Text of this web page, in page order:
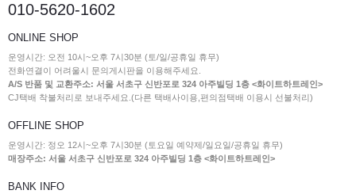
010-5620-1602
ONLINE SHOP
운영시간: 오전 10시~오후 7시30분 (토/일/공휴일 휴무)
전화연결이 어려울시 문의게시판을 이용해주세요.
A/S 반품 및 교환주소: 서울 서초구 신반포로 324 아주빌딩 1층 <화이트하트레인>
CJ택배 착불처리로 보내주세요.(다른 택배사이용,편의점택배 이용시 선불처리)
OFFLINE SHOP
운영시간: 정오 12시~오후 7시30분 (토요일 예약제/일요일/공휴일 휴무)
매장주소: 서울 서초구 신반포로 324 아주빌딩 1층 <화이트하트레인>
BANK INFO